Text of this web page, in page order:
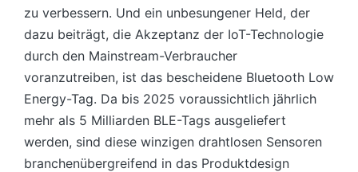
zu verbessern. Und ein unbesungener Held, der
dazu beiträgt, die Akzeptanz der IoT-Technologie
durch den Mainstream-Verbraucher
voranzutreiben, ist das bescheidene Bluetooth Low
Energy-Tag. Da bis 2025 voraussichtlich jährlich
mehr als 5 Milliarden BLE-Tags ausgeliefert
werden, sind diese winzigen drahtlosen Sensoren
branchenübergreifend in das Produktdesign